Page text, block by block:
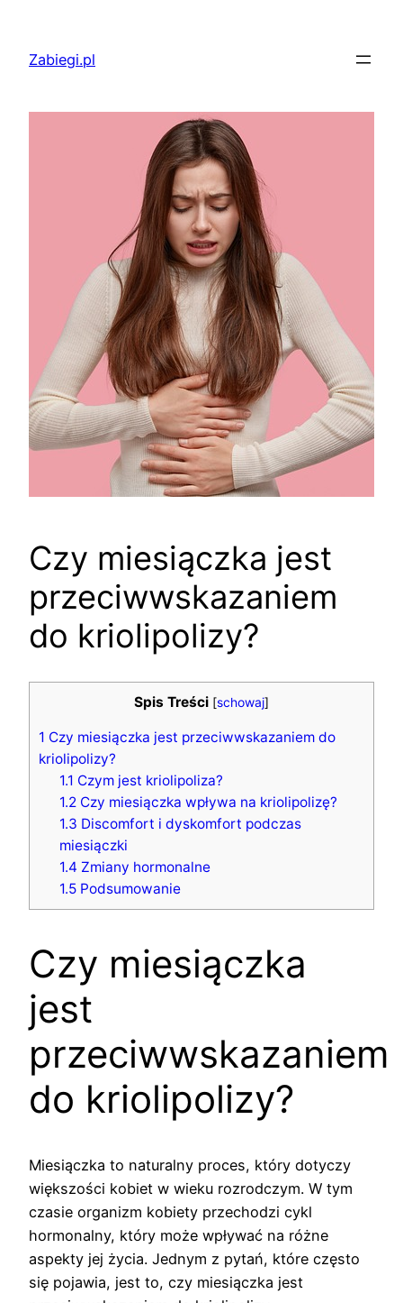
treściZabiegi.pl
Czy miesiączka jest
przeciwwskazaniem
do kriolipolizy?
Spis Treści [schowaj]
1 Czy miesiączka jest przeciwwskazaniem do
kriolipolizy?
1.1 Czym jest kriolipoliza?
1.2 Czy miesiączka wpływa na kriolipolizę?
1.3 Discomfort i dyskomfort podczas
miesiączki
1.4 Zmiany hormonalne
1.5 Podsumowanie
Czy miesiączka
jest
przeciwwskazaniem
do kriolipolizy?
Miesiączka to naturalny proces, który dotyczy
większości kobiet w wieku rozrodczym. W tym
czasie organizm kobiety przechodzi cykl
hormonalny, który może wpływać na różne
aspekty jej życia. Jednym z pytań, które często
się pojawia, jest to, czy miesiączka jest